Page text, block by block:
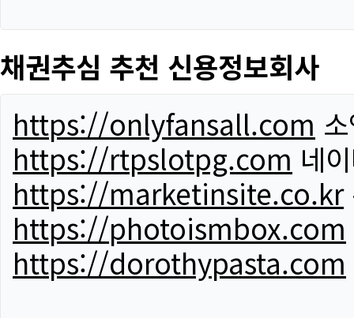
채권추심 추천 신용정보회사
https://onlyfansall.com
https://rtpslotpg.com 네
https://marketinsite.co.kr
https://photoismbox.com
https://dorothypasta.com